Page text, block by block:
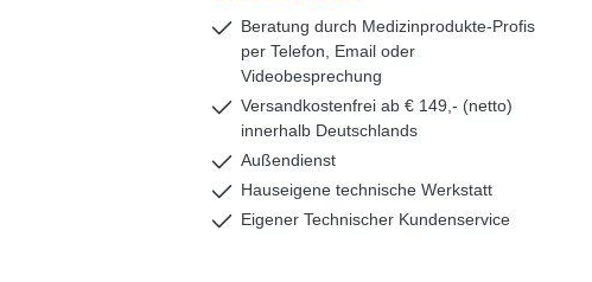
Beratung durch Medizinprodukte-Profis
per Telefon, Email oder
Videobesprechung
Versandkostenfrei ab € 149,- (netto)
innerhalb Deutschlands
Außendienst
Hauseigene technische Werkstatt
Eigener Technischer Kundenservice